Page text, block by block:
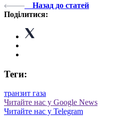
Назад до статей
Поділитися:
Теги:
транзит газа
Читайте нас у Google News
Читайте нас у Telegram